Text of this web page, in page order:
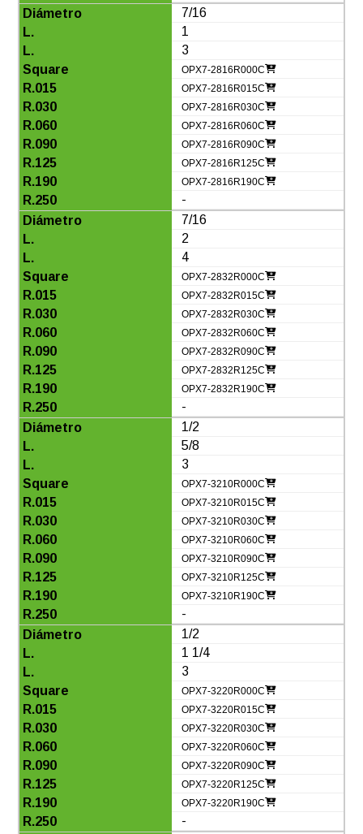
7/16
1
3
OPX7-2816R000C
OPX7-2816R015C
OPX7-2816R030C
OPX7-2816R060C
OPX7-2816R090C
OPX7-2816R125C
OPX7-2816R190C
-
7/16
2
4
OPX7-2832R000C
OPX7-2832R015C
OPX7-2832R030C
OPX7-2832R060C
OPX7-2832R090C
OPX7-2832R125C
OPX7-2832R190C
-
1/2
5/8
3
OPX7-3210R000C
OPX7-3210R015C
OPX7-3210R030C
OPX7-3210R060C
OPX7-3210R090C
OPX7-3210R125C
OPX7-3210R190C
-
1/2
1 1/4
3
OPX7-3220R000C
OPX7-3220R015C
OPX7-3220R030C
OPX7-3220R060C
OPX7-3220R090C
OPX7-3220R125C
OPX7-3220R190C
-